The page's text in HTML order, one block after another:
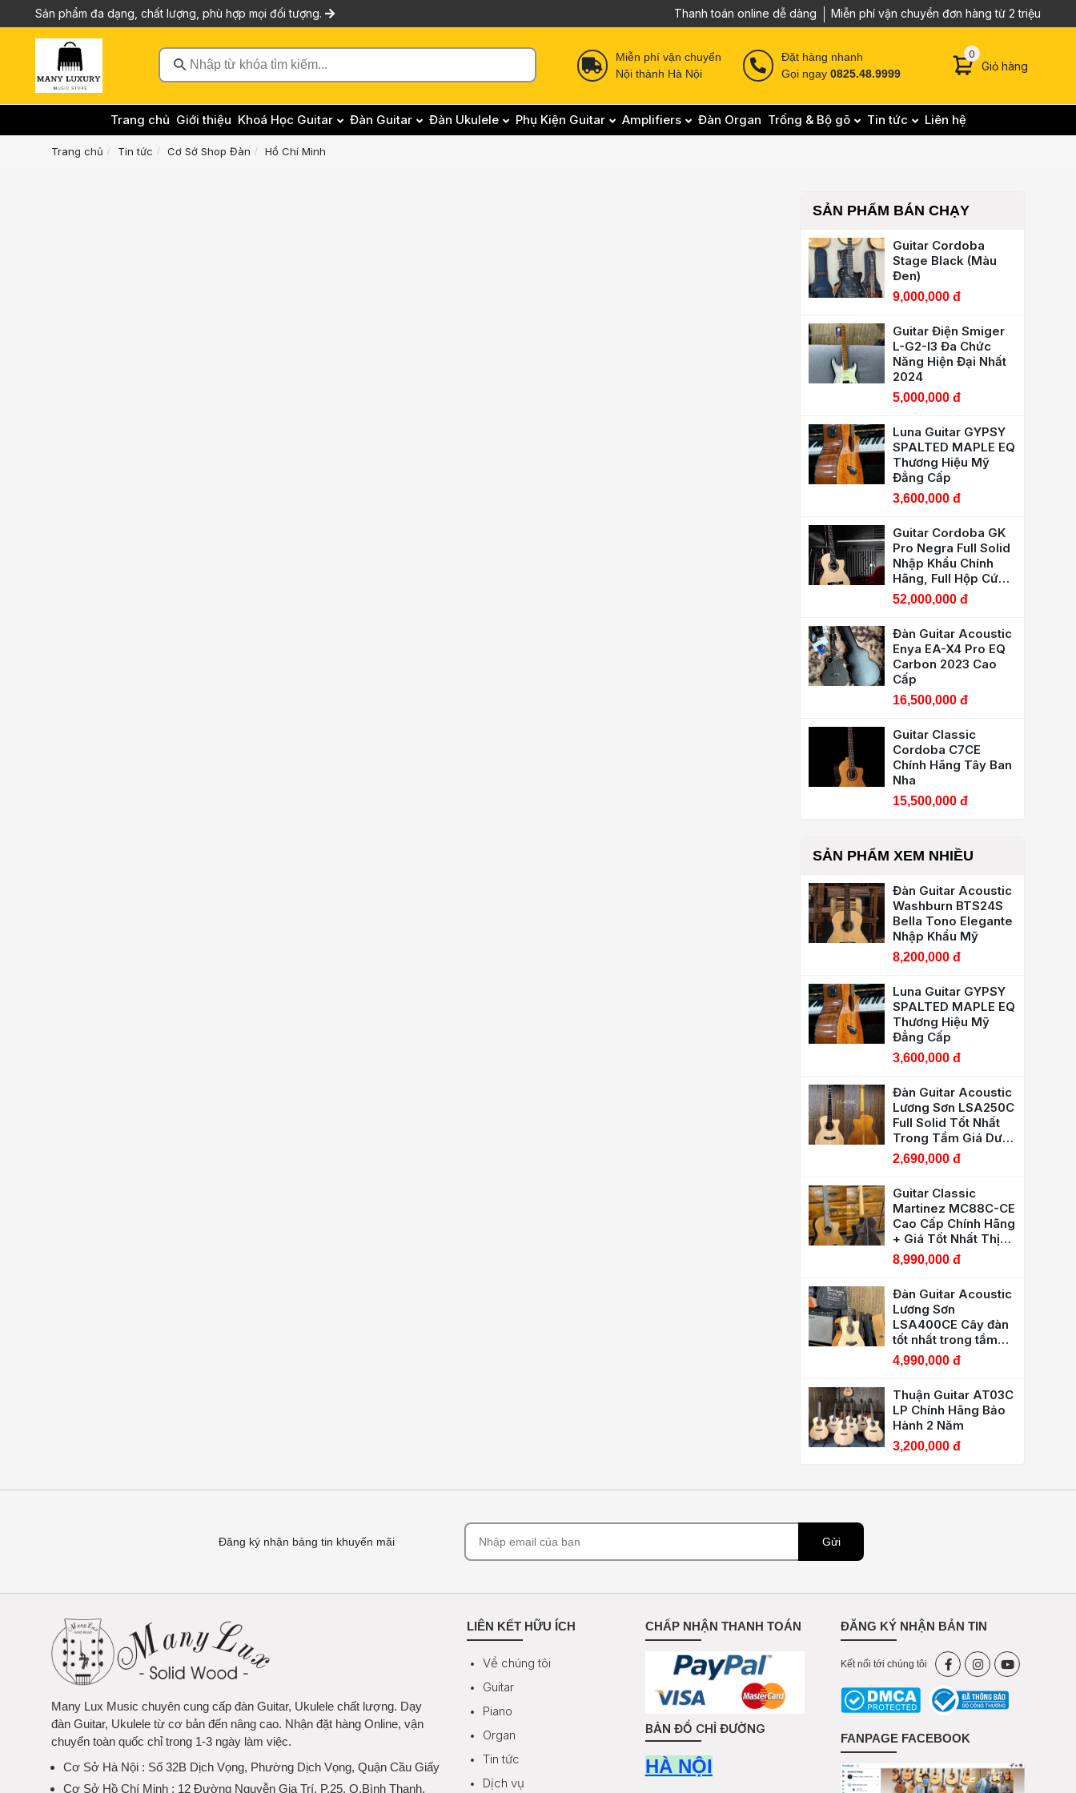
Sản phẩm đa dạng, chất lượng, phù hợp mọi đối tượng. Thanh toán online dễ dàng Miễn phí vận chuyển đơn hàng từ 2 triệu
Nhập từ khóa tìm kiếm...
Miễn phí vận chuyển
Nội thành Hà Nội
Đặt hàng nhanh
Gọi ngay0825.48.9999
00 sản phẩm trong
Giỏ hàng
Trang chủ Giới thiệu Khoá Học Guitar Đàn Guitar Đàn Ukulele Phụ Kiện Guitar Amplifiers Đàn Organ Trống & Bộ gõ Tin tức Liên hệ
Trang chủ Tin tức Cơ Sở Shop Đàn Hồ Chí Minh
SẢN PHẨM BÁN CHẠY
Guitar Cordoba
Stage Black (Màu
Đen)
9,000,000 đ
Guitar Điện Smiger
L-G2-I3 Đa Chức
Năng Hiện Đại Nhất
2024
5,000,000 đ
Luna Guitar GYPSY
SPALTED MAPLE EQ
Thương Hiệu Mỹ
Đẳng Cấp
3,600,000 đ
Guitar Cordoba GK
Pro Negra Full Solid
Nhập Khẩu Chính
Hãng, Full Hộp Cứng
Cordoba Cao Cấp
52,000,000 đ
Đàn Guitar Acoustic
Enya EA-X4 Pro EQ
Carbon 2023 Cao
Cấp
16,500,000 đ
Guitar Classic
Cordoba C7CE
Chính Hãng Tây Ban
Nha
15,500,000 đ
SẢN PHẨM XEM NHIỀU
Đàn Guitar Acoustic
Washburn BTS24S
Bella Tono Elegante
Nhập Khẩu Mỹ
8,200,000 đ
Luna Guitar GYPSY
SPALTED MAPLE EQ
Thương Hiệu Mỹ
Đẳng Cấp
3,600,000 đ
Đàn Guitar Acoustic
Lương Sơn LSA250C
Full Solid Tốt Nhất
Trong Tầm Giá Dưới
3 Triệu
2,690,000 đ
Guitar Classic
Martinez MC88C-CE
Cao Cấp Chính Hãng
+ Giá Tốt Nhất Thị
Trường, Chất Lượng
Tốt Nhiều Guitarist
Biểu Diễn
8,990,000 đ
Đàn Guitar Acoustic
Lương Sơn
LSA400CE Cây đàn
tốt nhất trong tầm
giá, Có EQ biểu diễn
4,990,000 đ
Thuận Guitar AT03C
LP Chính Hãng Bảo
Hành 2 Năm
3,200,000 đ
Đăng ký nhận bảng tin khuyến mãi Gửi
Many Lux Music chuyên cung cấp đàn Guitar, Ukulele chất lượng. Dạy
đàn Guitar, Ukulele từ cơ bản đến nâng cao. Nhận đặt hàng Online, vận
chuyển toàn quốc chỉ trong 1-3 ngày làm việc.
Cơ Sở Hà Nội : Số 32B Dịch Vọng, Phường Dịch Vọng, Quận Cầu Giấy
Cơ Sở Hồ Chí Minh : 12 Đường Nguyễn Gia Trí, P.25, Q.Bình Thạnh,
LIÊN KẾT HỮU ÍCH
Về chúng tôi
Guitar
Piano
Organ
Tin tức
Dịch vụ
CHẤP NHẬN THANH TOÁN
BẢN ĐỒ CHỈ ĐƯỜNG
HÀ NỘI
ĐĂNG KÝ NHẬN BẢN TIN
Kết nối tới chúng tôi
FANPAGE FACEBOOK